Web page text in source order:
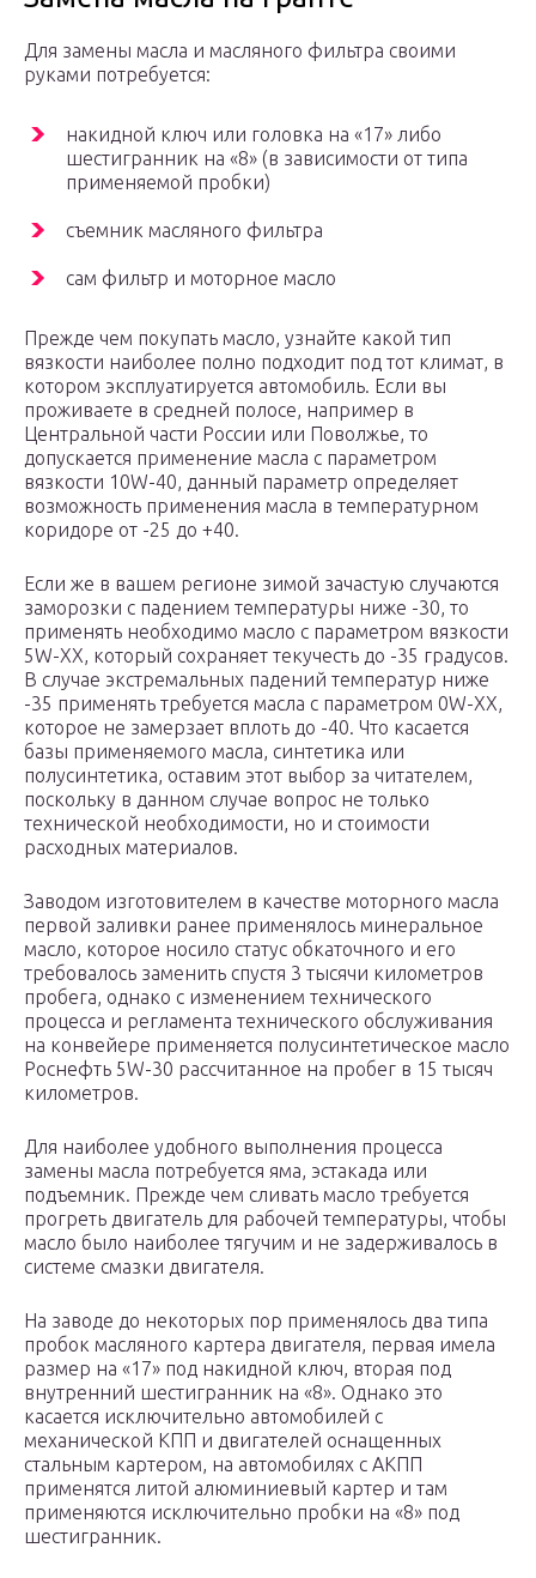
Для замены масла и масляного фильтра своими
руками потребуется:
накидной ключ или головка на «17» либо
шестигранник на «8» (в зависимости от типа
применяемой пробки)
съемник масляного фильтра
сам фильтр и моторное масло
Прежде чем покупать масло, узнайте какой тип
вязкости наиболее полно подходит под тот климат, в
котором эксплуатируется автомобиль. Если вы
проживаете в средней полосе, например в
Центральной части России или Поволжье, то
допускается применение масла с параметром
вязкости 10W-40, данный параметр определяет
возможность применения масла в температурном
коридоре от -25 до +40.
Если же в вашем регионе зимой зачастую случаются
заморозки с падением температуры ниже -30, то
применять необходимо масло с параметром вязкости
5W-ХХ, который сохраняет текучесть до -35 градусов.
В случае экстремальных падений температур ниже
-35 применять требуется масла с параметром 0W-ХХ,
которое не замерзает вплоть до -40. Что касается
базы применяемого масла, синтетика или
полусинтетика, оставим этот выбор за читателем,
поскольку в данном случае вопрос не только
технической необходимости, но и стоимости
расходных материалов.
Заводом изготовителем в качестве моторного масла
первой заливки ранее применялось минеральное
масло, которое носило статус обкаточного и его
требовалось заменить спустя 3 тысячи километров
пробега, однако с изменением технического
процесса и регламента технического обслуживания
на конвейере применяется полусинтетическое масло
Роснефть 5W-30 рассчитанное на пробег в 15 тысяч
километров.
Для наиболее удобного выполнения процесса
замены масла потребуется яма, эстакада или
подъемник. Прежде чем сливать масло требуется
прогреть двигатель для рабочей температуры, чтобы
масло было наиболее тягучим и не задерживалось в
системе смазки двигателя.
На заводе до некоторых пор применялось два типа
пробок масляного картера двигателя, первая имела
размер на «17» под накидной ключ, вторая под
внутренний шестигранник на «8». Однако это
касается исключительно автомобилей с
механической КПП и двигателей оснащенных
стальным картером, на автомобилях с АКПП
применятся литой алюминиевый картер и там
применяются исключительно пробки на «8» под
шестигранник.